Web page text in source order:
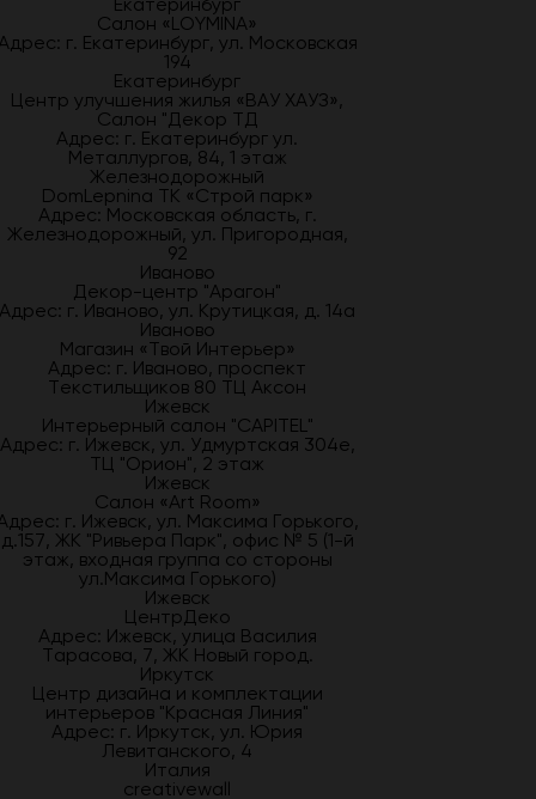
Салон «LOYMINA»
г. Екатеринбург, ул. Московская
194
Екатеринбург
Центр улучшения жилья «ВАУ ХАУЗ»,
Салон "Декор ТД
Адрес: г. Екатеринбург ул.
Металлургов, 84, 1 этаж
Железнодорожный
DomLepnina ТК «Строй парк»
Адрес: Московская область, г.
Железнодорожный, ул. Пригородная,
92
Иваново
Декор-центр "Арагон"
Адрес: г. Иваново, ул. Крутицкая, д. 14а
Иваново
Магазин «Твой Интерьер»
Адрес: г. Иваново, проспект
Текстильщиков 80 ТЦ Аксон
Ижевск
Интерьерный салон "CAPITEL"
Адрес: г. Ижевск, ул. Удмуртская 304е,
ТЦ "Орион", 2 этаж
Ижевск
Салон «Art Room»
г. Ижевск, ул. Максима Горького,
д.157, ЖК "Ривьера Парк", офис № 5 (1-й
этаж, входная группа со стороны
ул.Максима Горького)
Ижевск
ЦентрДеко
Адрес: Ижевск, улица Василия
Тарасова, 7, ЖК Новый город.
Иркутск
Центр дизайна и комплектации
интерьеров "Красная Линия"
Адрес: г. Иркутск, ул. Юрия
Левитанского, 4
Италия
creativewall